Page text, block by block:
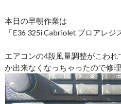
本日の早朝作業は
「E36 325i Cabriolet ブロアレジ
エアコンの4段風量調整がこわ
か出来なくなっちゃったので修理